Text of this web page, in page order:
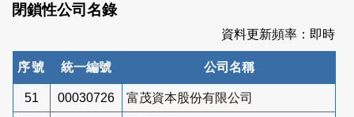
閉鎖性公司名錄
資料更新頻率：即時
序號 統一編號 公司名稱
51 00030726 富茂資本股份有限公司